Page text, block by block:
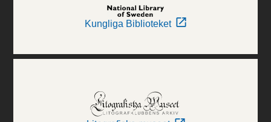
Kungliga Biblioteket